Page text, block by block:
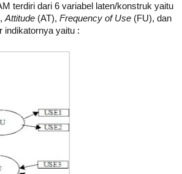
terdiri dari 6 variabel laten/konstruk yaitu
Attitude(AT), Frequency of Use(FU), dan
indikatornya yaitu :